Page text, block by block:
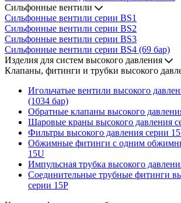
Сильфонные вентили
Сильфонные вентили серии BS1
Сильфонные вентили серии BS2
Сильфонные вентили серии BS3
Сильфонные вентили серии BS4 (69 бар)
Изделия для систем высокого давления
Клапаны, фитинги и трубки высокого
Игольчатые вентили высокого
(1034 бар)
Обратные клапаны высокого
Шаровые краны высокого давления
Фильтры высокого давления серии
Обжимные фитинги с одним
15U
Импульсная трубка высокого
Соединительные трубные фитинги
серии 15P